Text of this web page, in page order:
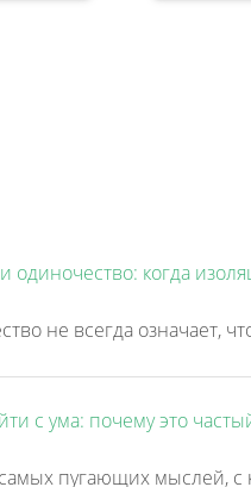
одиночество: когда
с ума: почему это